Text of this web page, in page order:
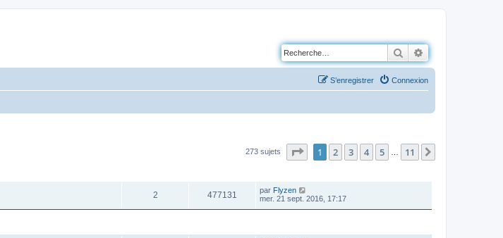
Rechercher
Connexion
S’enregistrer
273 sujets Page sur11
1 2 3 4 5 11
2 477131 par Flyzen
mer. 21 sept. 2016, 17:17